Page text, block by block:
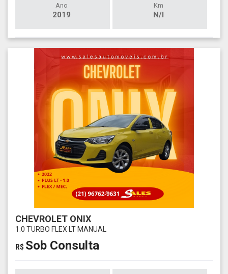
Ano
2019
Km
N/I
CHEVROLET ONIX
1.0 TURBO FLEX LT MANUAL
R$ Sob Consulta